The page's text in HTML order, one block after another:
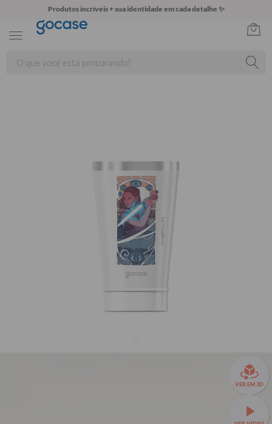
Produtos incríveis + sua identidade em cada detalhe ✨
VER EM 3D